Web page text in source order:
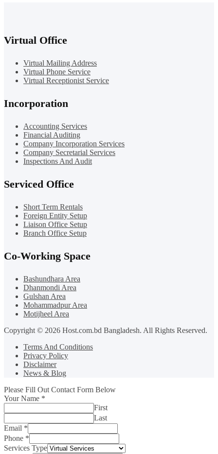
Virtual Office
Virtual Mailing Address
Virtual Phone Service
Virtual Receptionist Service
Incorporation
Accounting Services
Financial Auditing
Company Incorporation Services
Company Secretarial Services
Inspections And Audit
Serviced Office
Short Term Rentals
Foreign Entity Setup
Liaison Office Setup
Branch Office Setup
Co-Working Space
Bashundhara Area
Dhanmondi Area
Gulshan Area
Mohammadpur Area
Motijheel Area
Copyright © 2026 Host.com.bd Bangladesh. All Rights Reserved.
Terms And Conditions
Privacy Policy
Disclaimer
News & Blog
Please Fill Out Contact Form Below
Your Name *
First
Last
Email *
Phone *
Services Type